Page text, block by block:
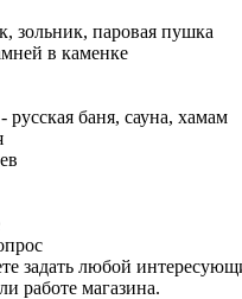
зольник, паровая пушка
в каменке
баня, сауна, хамам
задать любой
работе магазина.